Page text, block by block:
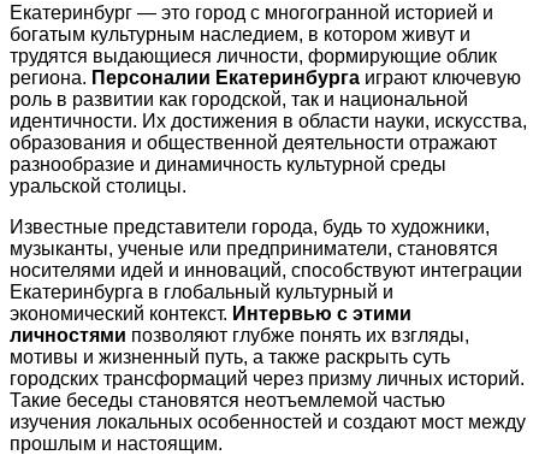
Екатеринбург — это город с многогранной историей и
богатым культурным наследием, в котором живут и
трудятся выдающиеся личности, формирующие облик
региона. Персоналии Екатеринбурга играют ключевую
роль в развитии как городской, так и национальной
идентичности. Их достижения в области науки, искусства,
образования и общественной деятельности отражают
разнообразие и динамичность культурной среды
уральской столицы.
Известные представители города, будь то художники,
музыканты, ученые или предприниматели, становятся
носителями идей и инноваций, способствуют интеграции
Екатеринбурга в глобальный культурный и
экономический контекст. Интервью с этими
личностями позволяют глубже понять их взгляды,
мотивы и жизненный путь, а также раскрыть суть
городских трансформаций через призму личных историй.
Такие беседы становятся неотъемлемой частью
изучения локальных особенностей и создают мост между
прошлым и настоящим.